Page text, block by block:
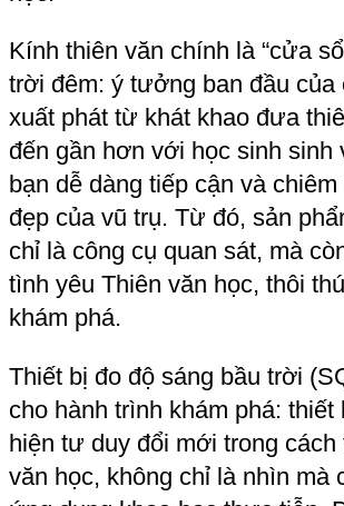
dụng thực tiễn. USAC nhận thấy rõ ngày hội
đã không chỉ kết nối sinh viên với các doanh
nghiệp, mà còn là dịp để USAC lan tỏa đam
mê khoa học và khám phá vũ trụ rộng lớn.
Được gặp gỡ, giao lưu và chia sẻ cùng các
bạn trẻ yêu thích khoa học, USAC vô cùng
tự hào và hạnh phúc!
Xin chân thành cảm ơn sự quan tâm và ủng
hộ của tất cả các bạn đã ghé thăm gian
hàng của USAC! Chúng mình tin rằng, với
niềm đam mê và sự sáng tạo không ngừng
nghỉ, mỗi bạn sẽ tìm thấy cho mình một
“chòm sao” để khám phá và theo đuổi trên